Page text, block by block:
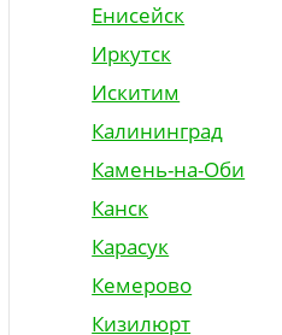
Енисейск
Иркутск
Искитим
Калининград
Камень-на-Оби
Канск
Карасук
Кемерово
Кизилюрт